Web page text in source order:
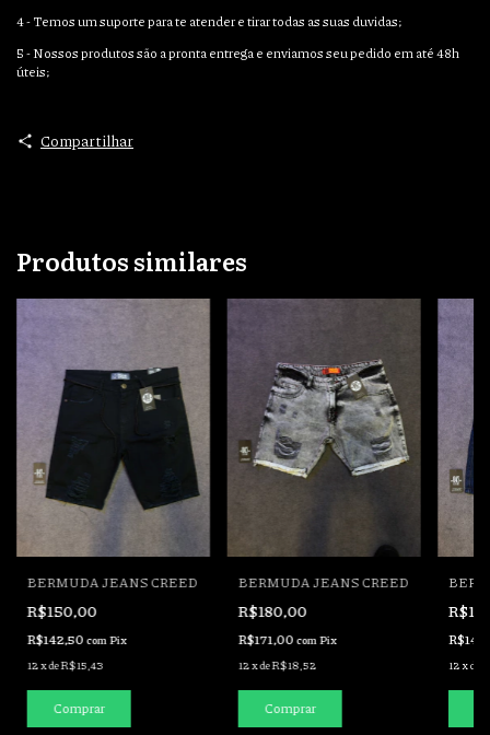
4 - Temos um suporte para te atender e tirar todas as suas duvidas;
5 - Nossos produtos são a pronta entrega e enviamos seu pedido em até 48h
úteis;
Compartilhar
Produtos similares
BERMUDA JEANS CREED
R$150,00
R$142,50 comPix
12xdeR$15,43
Comprar
BERMUDA JEANS CREED
R$180,00
R$171,00 comPix
12xdeR$18,52
Comprar
12 xde